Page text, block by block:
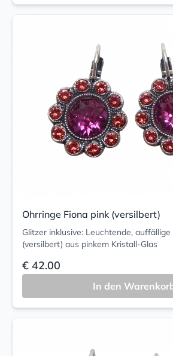
Ohrringe Fiona pink (versilbert)
Glitzer inklusive: Leuchtende,
(versilbert) aus pinkem Kristall-Glas
€ 42.00
In den